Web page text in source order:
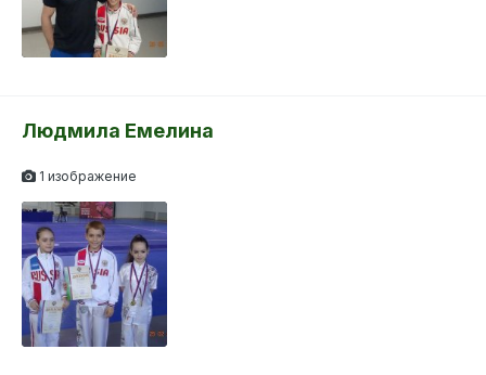
Людмила Емелина
1 изображение